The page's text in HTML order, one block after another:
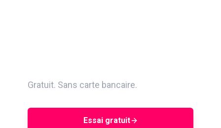
Gratuit. Sans carte bancaire.
Essai gratuit